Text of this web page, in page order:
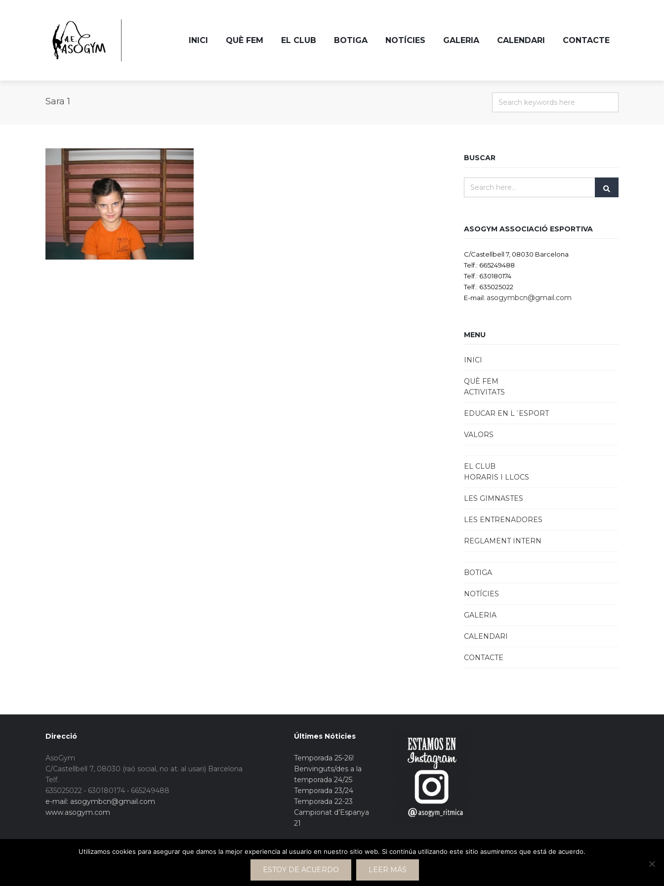
INICI QUÈ FEM EL CLUB BOTIGA NOTÍCIES GALERIA CALENDARI CONTACTE
Sara 1
BUSCAR
ASOGYM ASSOCIACIÓ ESPORTIVA
C/Castellbell 7, 08030 Barcelona
Telf.: 665249488
Telf.: 630180174
Telf.: 635025022
E-mail: asogymbcn@gmail.com
MENU
INICI
QUÈ FEM
ACTIVITATS
EDUCAR EN L´ESPORT
VALORS
EL CLUB
HORARIS I LLOCS
LES GIMNASTES
LES ENTRENADORES
REGLAMENT INTERN
BOTIGA
NOTÍCIES
GALERIA
CALENDARI
CONTACTE
Direcció
AsoGym
C/Castellbell 7, 08030 (raó social, no at. al usari) Barcelona
Telf.
635025022 • 630180174 • 665249488
e-mail: asogymbcn@gmail.com
www.asogym.com
Últimes Nóticies
Temporada 25-26!
Benvinguts/des a la
temporada 24/25
Temporada 23/24
Temporada 22-23
Campionat d’Espanya
21
Utilizamos cookies para asegurar que damos la mejor experiencia al usuario en nuestro sitio web. Si continúa utilizando este sitio asumiremos que está de acuerdo.
ESTOY DE ACUERDO LEER MÁS